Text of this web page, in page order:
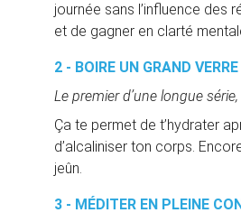
journée sans l’influence des
et de gagner en clarté
2 - BOIRE UN GRAND
Le premier d’une longue
Ça te permet de t’hydrater
d’alcaliniser ton corps.
jeûn.
3 - MÉDITER EN PLEINE